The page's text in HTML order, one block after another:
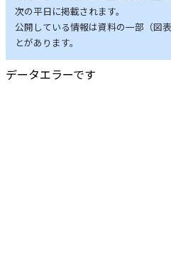
次の平日に掲載されます。
公開している情報は資料の一部（図
とがあります。
データエラーです